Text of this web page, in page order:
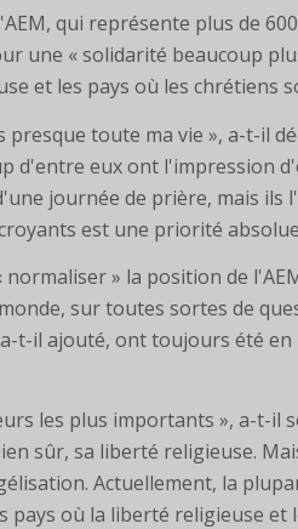
qui représente plus de
une « solidarité beaucoup
et les pays où les chrétiens
toute ma vie », a-t-il
d'entre eux ont l'impression
journée de prière, mais ils
est une priorité
» la position de
sur toutes sortes de
t-il ajouté, ont toujours été
les plus importants », a-t-il
sûr, sa liberté religieuse.
Actuellement, la
où la liberté religieuse et